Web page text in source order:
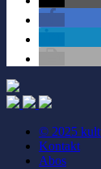
© 2025
Kontakt
Abos